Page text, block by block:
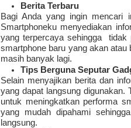
Berita Terbaru
Bagi Anda yang ingin mencari
Smartphoneku menyediakan
yang terpercaya sehingga
smartphone baru yang akan atau
masih banyak lagi.
Tips Berguna Seputar
Selain menyajikan berita dan
yang dapat langsung digunakan.
untuk meningkatkan performa
yang mudah dipahami
langsung.